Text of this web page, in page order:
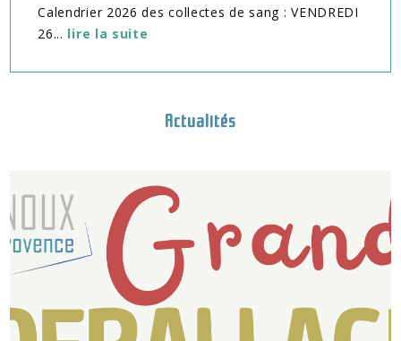
Calendrier 2026 des collectes de sang : VENDREDI
26... lire la suite
Actualités